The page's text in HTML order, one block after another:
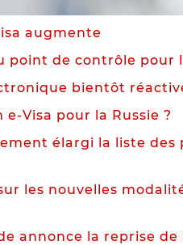
augmente
point de contrôle
bientôt
Visa pour la Russie ?
élargi la liste
sur les nouvelles
annonce la reprise